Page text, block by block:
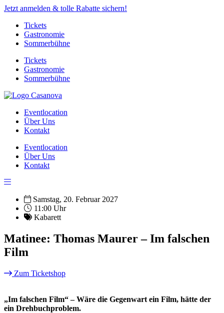
Jetzt anmelden & tolle Rabatte sichern!
Tickets
Gastronomie
Sommerbühne
Tickets
Gastronomie
Sommerbühne
Eventlocation
Über Uns
Kontakt
Eventlocation
Über Uns
Kontakt
Samstag, 20. Februar 2027
11:00 Uhr
Kabarett
Matinee: Thomas Maurer – Im falschen
Film
Zum Ticketshop
„Im falschen Film“ – Wäre die Gegenwart ein Film, hätte der
ein Drehbuchproblem.